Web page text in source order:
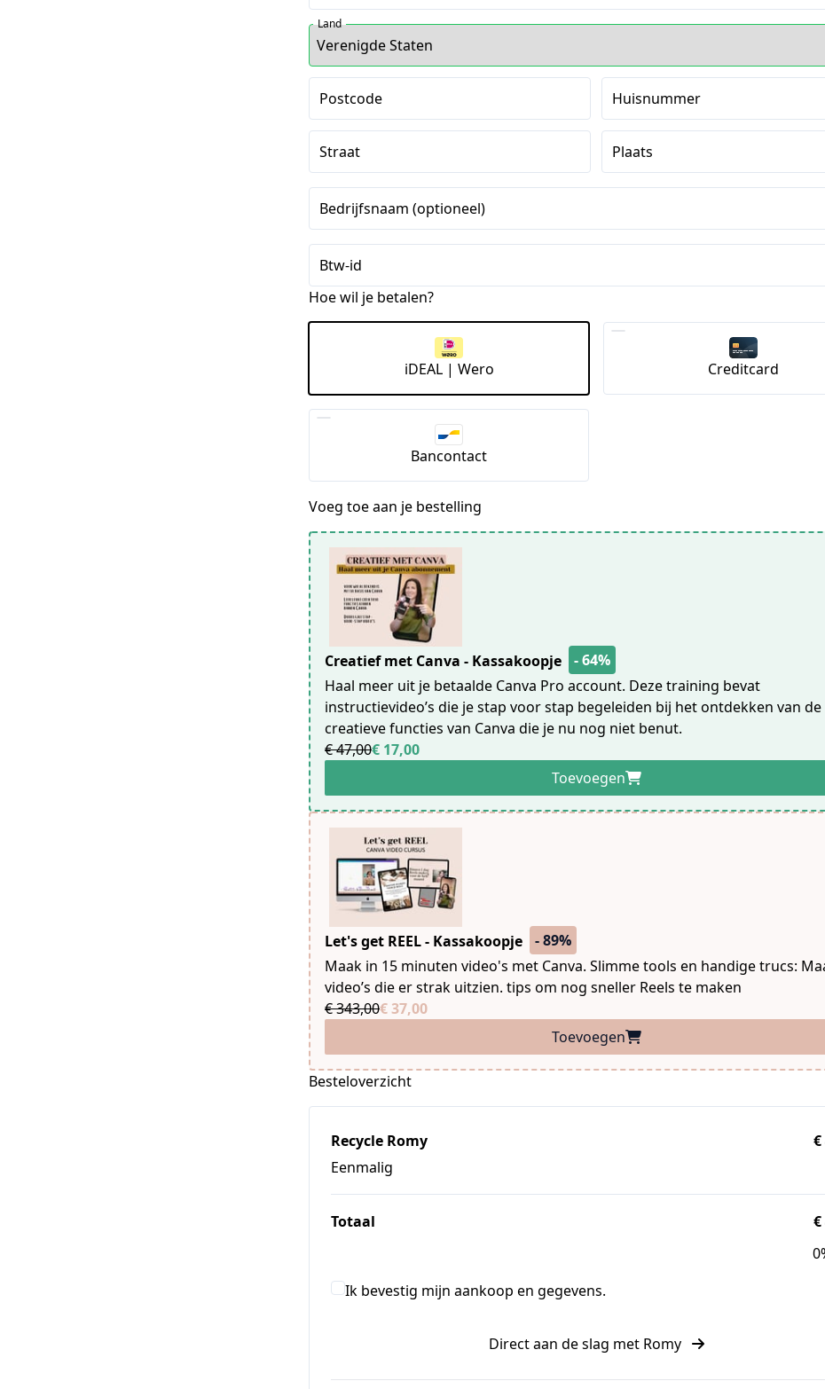
Land
Postcode Huisnummer
Straat Plaats
Bedrijfsnaam (optioneel)
Btw-id
Hoe wil je betalen?
iDEAL | Wero Creditcard
Bancontact
Voeg toe aan je bestelling
Creatief met Canva - Kassakoopje
- 64%
Haal meer uit je betaalde Canva Pro account. Deze training bevat
instructievideo’s die je stap voor stap begeleiden bij het ontdekken van de
creatieve functies van Canva die je nu nog niet benut.
€ 47,00€ 17,00
Toevoegen
Let's get REEL - Kassakoopje
- 89%
Maak in 15 minuten video's met Canva. Slimme tools en handige trucs:
video’s die er strak uitzien. tips om nog sneller Reels te maken
€ 343,00€ 37,00
Toevoegen
Besteloverzicht
Recycle Romy
Eenmalig
€
Totaal
€
Ik bevestig mijn aankoop en gegevens.
Direct aan de slag met Romy